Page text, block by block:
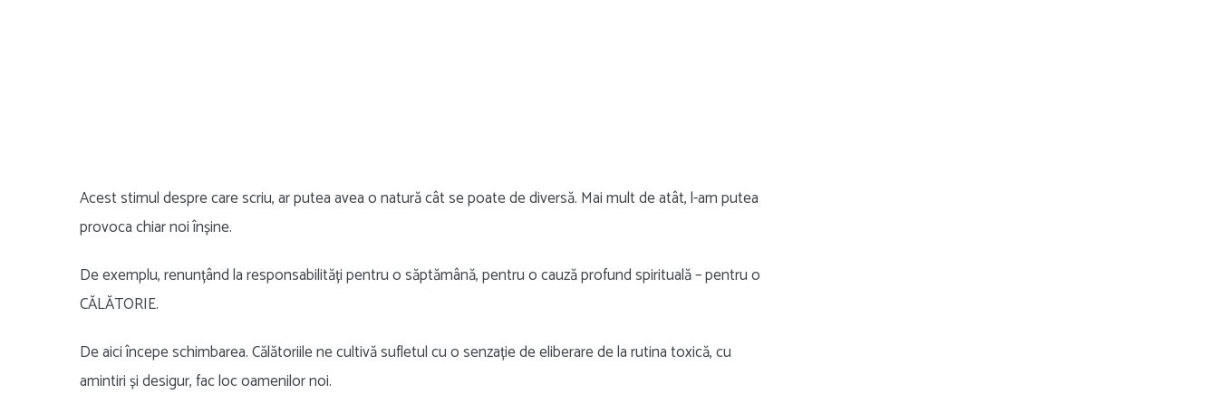
Acest stimul despre care scriu, ar putea avea o natură cât se poate de diversă. Mai mult de atât, l-am putea
provoca chiar noi înșine.
De exemplu, renunțând la responsabilități pentru o săptămână, pentru o cauză profund spirituală – pentru o
CĂLĂTORIE.
De aici începe schimbarea. Călătoriile ne cultivă sufletul cu o senzație de eliberare de la rutina toxică, cu
amintiri și desigur, fac loc oamenilor noi.